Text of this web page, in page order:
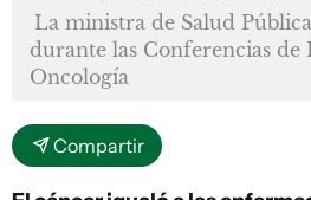
La ministra de Salud
durante las Conferencias
Oncología
Compartir